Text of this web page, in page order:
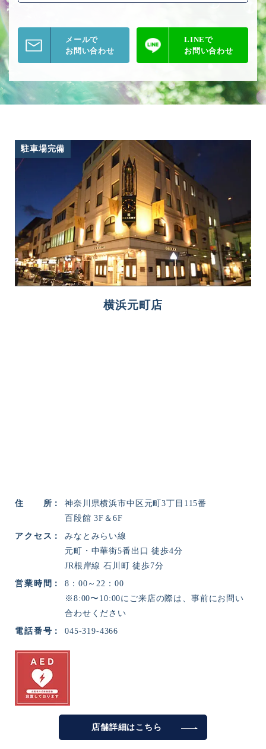
メールで
お問い合わせ
LINEで
お問い合わせ
駐車場完備
横浜元町店
住所
神奈川県横浜市中区元町3丁目115番
百段館 3F＆6F
アクセス
みなとみらい線
元町・中華街5番出口 徒歩4分
JR根岸線 石川町 徒歩7分
営業時間
8：00～22：00
※8:00〜10:00にご来店の際は、事前にお問い
合わせください
電話番号
045-319-4366
店舗詳細はこちら